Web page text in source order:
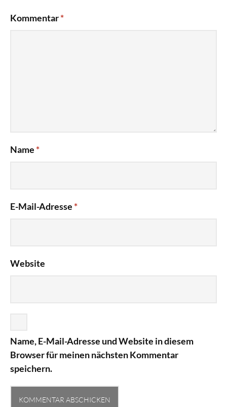
Kommentar*
Name *
E-Mail-Adresse *
Website
Name, E-Mail-Adresse und Website in diesem
Browser für meinen nächsten Kommentar
speichern.